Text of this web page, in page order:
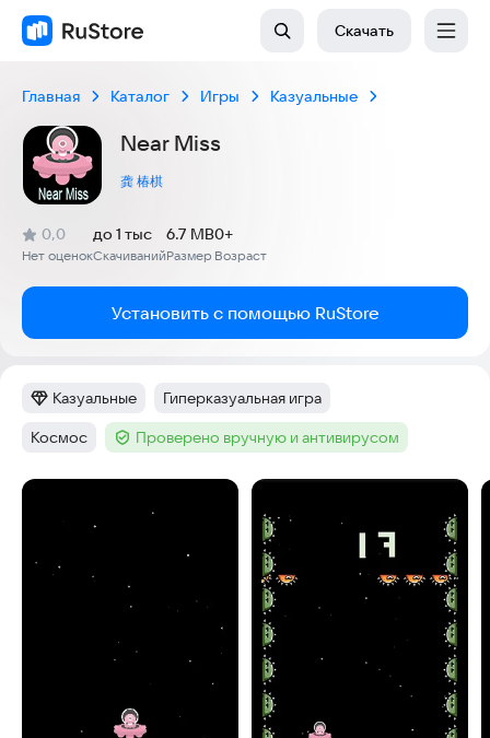
Скачать
Главная Каталог Игры Казуальные
Near Miss
龚 椿棋
Рейтинг:
0,0
(
Нет оценок
)
Скачиваний
до 1 тыс
Размер
6.7 MB
Возраст
0+
Установить с помощью RuStore
Категория:
Казуальные Тег:
Гиперказуальная игра
Тег:
Космос Тег :Проверено вручную и антивирусом
Скриншоты